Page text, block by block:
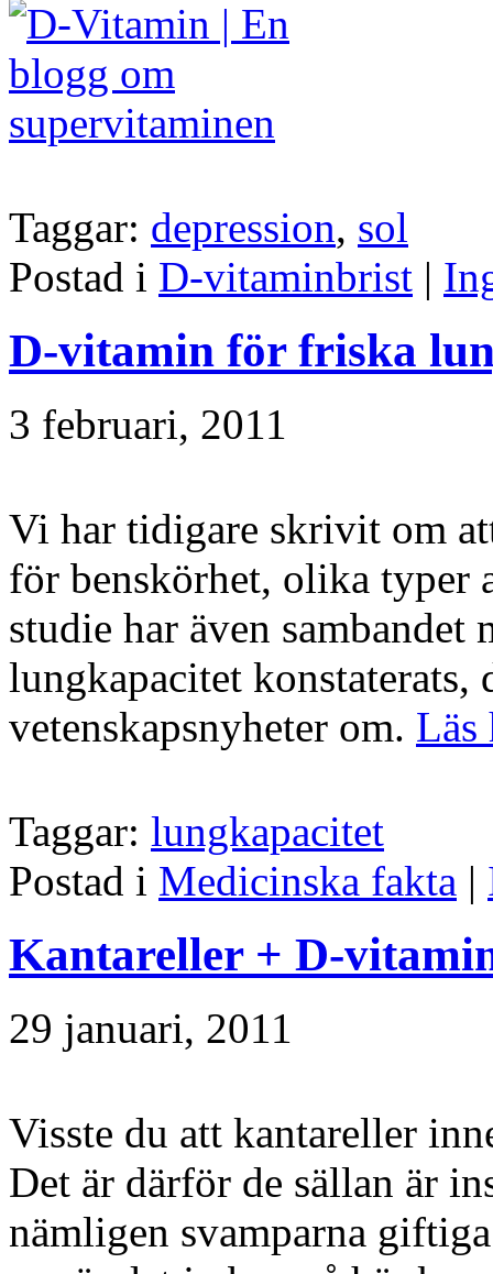
Taggar: depression, sol
Postad i D-vitaminbrist |
D-vitamin för friska
3 februari, 2011
Vi har tidigare skrivit om
för benskörhet, olika typer
studie har även
lungkapacitet konstaterats,
vetenskapsnyheter om. Läs
Taggar: lungkapacitet
Postad i Medicinska fakta |
Kantareller + D-
29 januari, 2011
Visste du att kantareller
Det är därför de sällan är
nämligen svamparna